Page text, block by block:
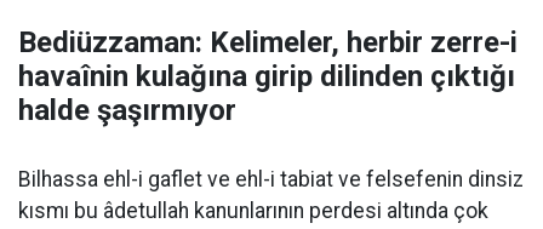
Bediüzzaman: Kelimeler, herbir zerre-i
havaînin kulağına girip dilinden çıktığı
halde şaşırmıyor
Bilhassa ehl-i gaflet ve ehl-i tabiat ve felsefenin dinsiz
kısmı bu âdetullah kanunlarının perdesi altında çok